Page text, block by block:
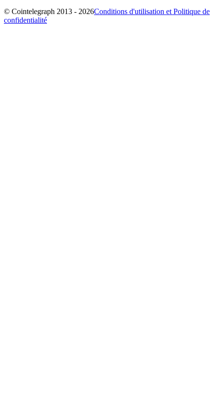
© Cointelegraph 2013 - 2026Conditions d'utilisation et Politique de
confidentialité